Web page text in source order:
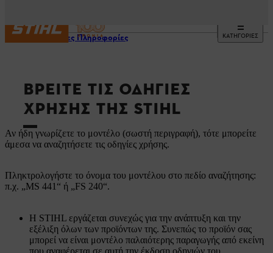
ΚΑΤΗΓΟΡΙΕΣ
Χρήσιμες Πληροφορίες
ΒΡΕΊΤΕ ΤΙΣ ΟΔΗΓΊΕΣ
ΧΡΉΣΗΣ ΤΗΣ STIHL
Αν ήδη γνωρίζετε το μοντέλο (σωστή περιγραφή), τότε μπορείτε
άμεσα να αναζητήσετε τις οδηγίες χρήσης.
Πληκτρολογήστε το όνομα του μοντέλου στο πεδίο αναζήτησης:
π.χ. „MS 441“ ή „FS 240“.
Η STIHL εργάζεται συνεχώς για την ανάπτυξη και την
εξέλιξη όλων των προϊόντων της. Συνεπώς το προϊόν σας
μπορεί να είναι μοντέλο παλαιότερης παραγωγής από εκείνη